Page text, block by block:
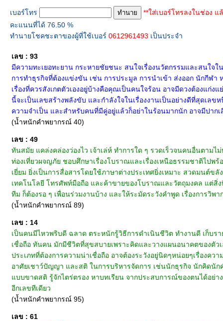
เบอร์โทร
**ใส่เบอร์โทรลงในช่อง แ
คะแนนที่ได้ 76.50 %
ทำนายโชคชะตาของผู้ที่ใช้เบอร์ 0612961493 เป็นประจำ
เลข : 93
มีความทะเยอทะยาน กระหายชัยชนะ สนใจเรื่องนวัตกรรมและสนใจใ
การทำธุรกิจที่ต้องแข่งขัน เช่น การประมูล การนำเข้า ส่งออก นักกีฬ
เรื่องที่ควรสังเกตตัวเองอยู่บ้างคือคุณเป็นคนใจร้อน อาจมีดวงต้องแก่
นี้จะเป็นเลขสร้างพลังขับ และกำลังใจในเรื่องงานเป็นอย่างดีที่สุดเลข
ความจำเป็น และสำหรับคนที่มีคู่อยู่แล้วก็อย่าในร้อนมากนัก อาจมีปาก
(น้ำหนักคำพยากรณ์ 40)
เลข : 49
ทันสมัย แคล่งคล่องว่องไว เจ้าเล่ห์ ทำการใด ๆ รวดเร็วจนคนอื่นตา
ท่องเที่ยวผจญภัย ชอบศึกษาเรื่องโบราณและเรื่องเหนือธรรมชาติไป
เยี่ยม ยิ่งเป็นการสื่อสารโดยใช้ภาษาต่างประเทศยิ่งเหมาะ สวดมนต์
เทคโนโลยี โทรศัพท์มือถือ และค้าขายของโบราณและวัตถุมงคล แต่สิ่ง
ทีม ก็ต้องรอ ๆ เพื่อนร่วมงานบ้าง และให้ระมัดระวังคำพูด เรื่องการวิพ
(น้ำหนักคำพยากรณ์ 89)
เลข : 14
เป็นคนมีไหวพริบดี ฉลาด ตระหนักรู้วิธีการดำเนินชีวิต ทำงานดี เก็บร
เชื่อถือ ทันคน มักมีชีวิตที่สุขสบายเพราะคิดและวางแผนอนาคตของตัว
ประเภทที่ต้องการความน่าเชื่อถือ อาจต้องระวังอยู่นิดๆหน่อยๆเรื่องคว
อาศัยเชาว์ปัญญา และสติ ในการบริหารจัดการ เช่นนักธุรกิจ นักคิด
แบบขาดสติ รู้จักไตร่ตรอง หาบทเรียน จากประสบการณ์ของตนได้อย่า
อีกเลขทีเดียว
(น้ำหนักคำพยากรณ์ 95)
เลข : 61